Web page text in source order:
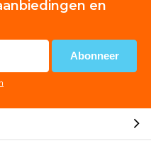
en
Abonneer